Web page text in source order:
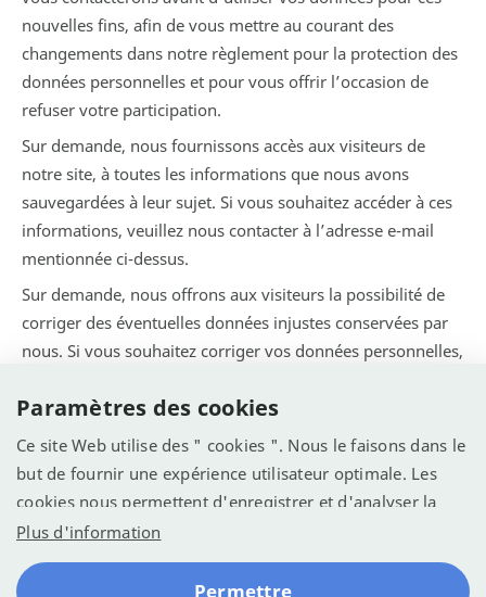
nouvelles fins, afin de vous mettre au courant des
changements dans notre règlement pour la protection des
données personnelles et pour vous offrir l’occasion de
refuser votre participation.
Sur demande, nous fournissons accès aux visiteurs de
notre site, à toutes les informations que nous avons
sauvegardées à leur sujet. Si vous souhaitez accéder à ces
informations, veuillez nous contacter à l’adresse e-mail
mentionnée ci-dessus.
Sur demande, nous offrons aux visiteurs la possibilité de
corriger des éventuelles données injustes conservées par
nous. Si vous souhaitez corriger vos données personnelles,
dessus.
Si vous pensez que notre site Internet est non
conformément à notre stratégie de confidentialité, veuillez
nous contacter à l’adresse e-mail mentionnée ci-dessus.
Paramètres des cookies
Ce site Web utilise des " cookies ". Nous le faisons dans le
but de fournir une expérience utilisateur optimale. Les
cookies nous permettent d'enregistrer et d'analyser la
manière dont le site Web est utilisé (voir la déclaration de
confidentialité). Nous voulons l'utiliser pour optimiser le
site web pour une meilleure expérience.
Plus d'information
Permettre